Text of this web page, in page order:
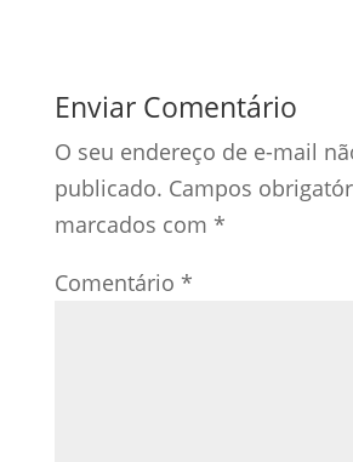
Enviar Comentário
O seu endereço de e-mail
publicado. Campos
marcados com *
Comentário *